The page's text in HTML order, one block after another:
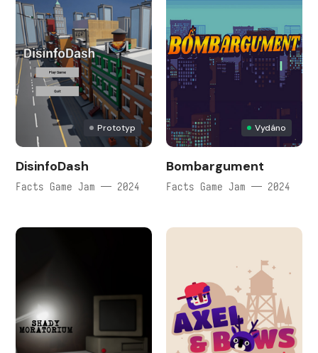
Prototyp
DisinfoDash
Facts Game Jam — 2024
Vydáno
Bombargument
Facts Game Jam — 2024